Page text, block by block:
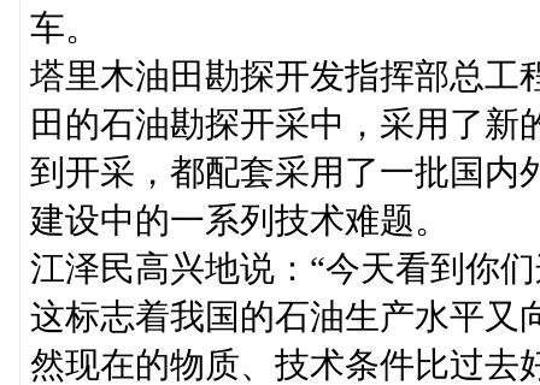
车。
塔里木油田勘探开发指挥部总工
田的石油勘探开采中，采用了
到开采，都配套采用了一批国内
建设中的一系列技术难题。
江泽民高兴地说：“今天看到你
这标志着我国的石油生产水平又
然现在的物质、技术条件比过去